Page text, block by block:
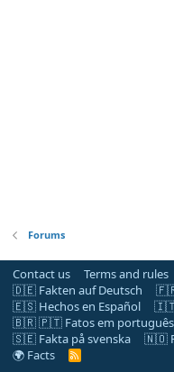
Forums
Contact us Terms and rules
🇩🇪 Fakten auf Deutsch
🇫🇷
🇪🇸 Hechos en Español
🇮🇹
🇧🇷 🇵🇹 Fatos em português
🇸🇪 Fakta på svenska
🇳🇴
🌍 Facts
R